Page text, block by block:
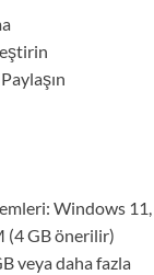
Windows
(4 GB önerilir)
veya daha fazla